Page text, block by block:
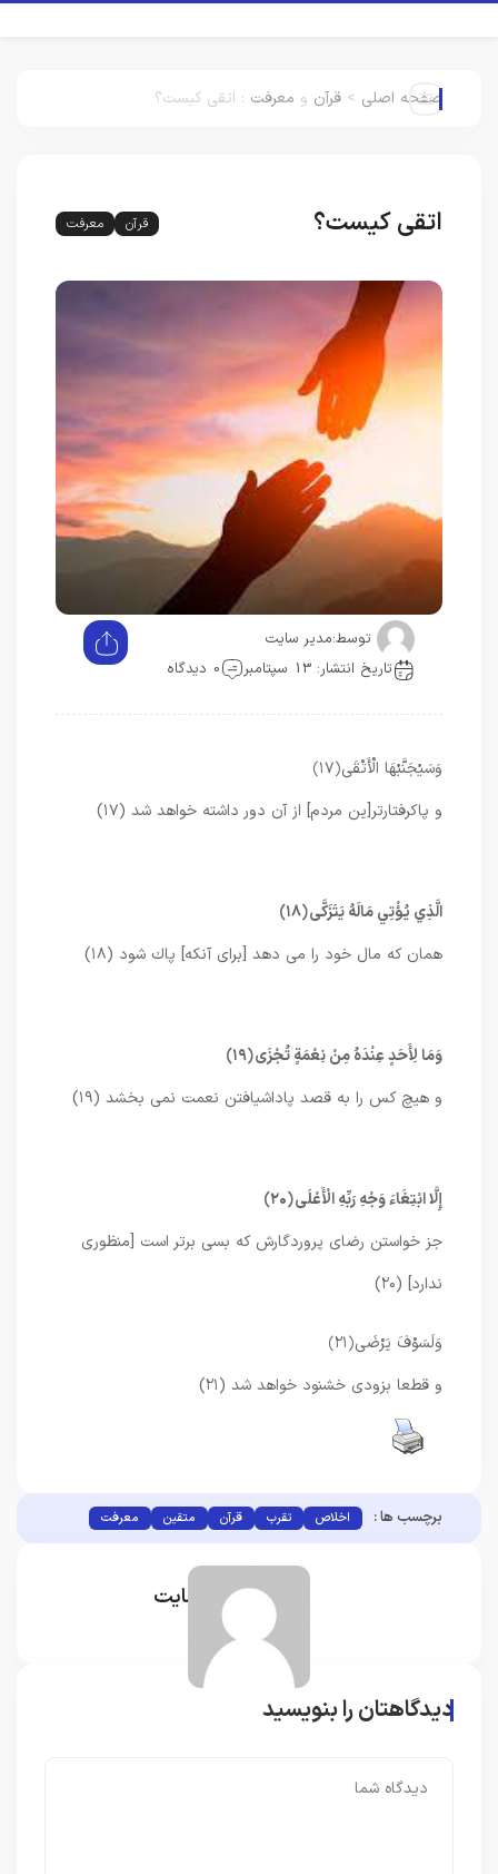
صفحه اصلی > قرآن و معرفت : اتقی کیست؟
اتقی کیست؟ قرآن معرفت
توسط:مدیر سایت
تاریخ انتشار: 13 سپتامبر
0 دیدگاه
وَسَيُجَنَّبُهَا الْأَتْقَى﴿۱۷﴾
و پاك‏رفتارتر[ين مردم] از آن دور داشته خواهد شد (۱۷)
الَّذِي يُؤْتِي مَالَهُ يَتَزَكَّى﴿۱۸﴾
همان كه مال خود را مى‏ دهد [براى آنكه] پاك شود (۱۸)
وَمَا لِأَحَدٍ عِنْدَهُ مِنْ نِعْمَةٍ تُجْزَى﴿۱۹﴾
و هيچ كس را به قصد پاداش‏يافتن نعمت نمى ‏بخشد (۱۹)
إِلَّا ابْتِغَاءَ وَجْهِ رَبِّهِ الْأَعْلَى﴿۲۰﴾
جز خواستن رضاى پروردگارش كه بسى برتر است [منظورى
ندارد] (۲۰)
وَلَسَوْفَ يَرْضَى﴿۲۱﴾
و قطعا بزودى خشنود خواهد شد (۲۱)
برچسب ها : اخلاص تقرب قرآن متقین معرفت
مدیر سایت
دیدگاهتان را بنویسید